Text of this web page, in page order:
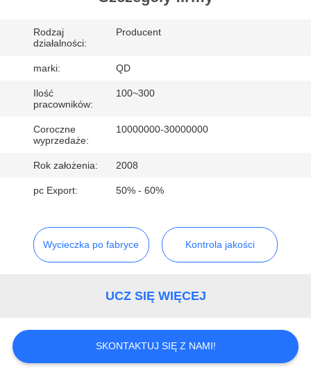
KONTROLA
JAKOŚCI
SKONTAKTUJ
NAMI
AKTUALNOŚCI
SITEMAP
Rodzaj
działalności:
Producent
marki: QD
Ilość
pracowników:
100~300
Coroczne
wyprzedaże:
10000000-30000000
Rok założenia: 2008
pc Export: 50% - 60%
Wycieczka po fabryce Kontrola jakości
UCZ SIĘ WIĘCEJ
SKONTAKTUJ SIĘ Z NAMI!